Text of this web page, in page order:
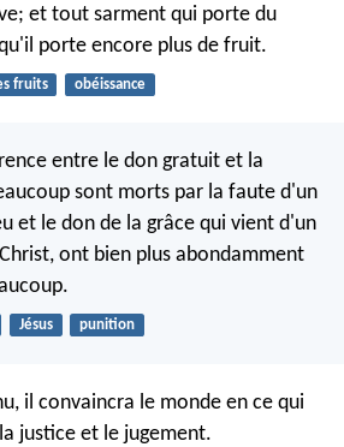
et tout sarment qui porte du
porte encore plus de fruit.
fruits obéissance
entre le don gratuit et la
sont morts par la faute d'un
et le don de la grâce qui vient d'un
ont bien plus abondamment
Jésus punition
il convaincra le monde en ce qui
justice et le jugement.